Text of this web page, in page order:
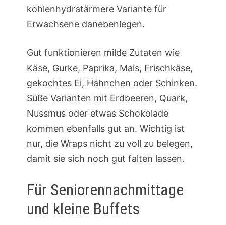
kohlenhydratärmere Variante für
Erwachsene danebenlegen.
Gut funktionieren milde Zutaten wie
Käse, Gurke, Paprika, Mais, Frischkäse,
gekochtes Ei, Hähnchen oder Schinken.
Süße Varianten mit Erdbeeren, Quark,
Nussmus oder etwas Schokolade
kommen ebenfalls gut an. Wichtig ist
nur, die Wraps nicht zu voll zu belegen,
damit sie sich noch gut falten lassen.
Für Seniorennachmittage
und kleine Buffets